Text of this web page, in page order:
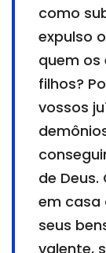
como
expulso
quem os
filhos?
vossos
de
em casa
seus
valente,